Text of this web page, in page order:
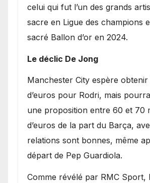
celui qui fut l’un des grands
sacre en Ligue des champions
sacré Ballon d’or en 2024.
Le déclic De Jong
​Manchester City espère
d’euros pour Rodri, mais
une proposition entre 60 et 70
d’euros de la part du Barça,
relations sont bonnes, même
départ de Pep Guardiola.
​Comme révélé par RMC Sport,